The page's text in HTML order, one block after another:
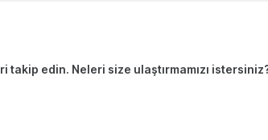
takip edin. Neleri size ulaştırmamızı